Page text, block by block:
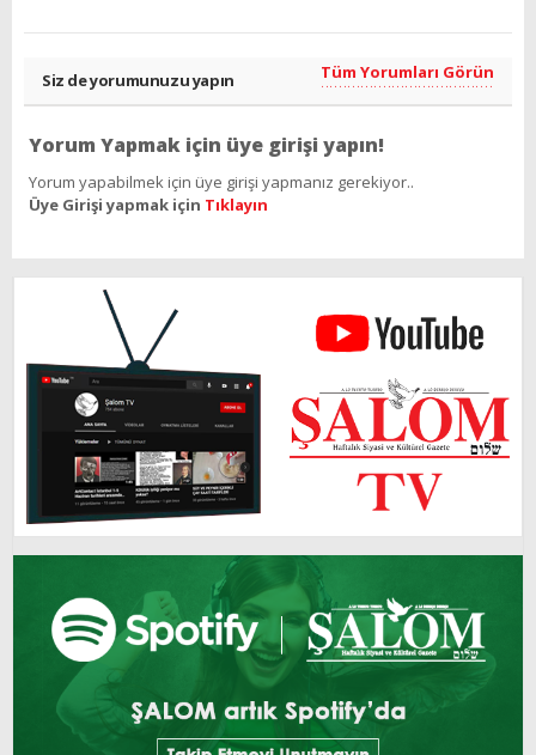
Siz de yorumunuzu yapın Tüm Yorumları Görün
Yorum Yapmak için üye girişi yapın!
Yorum yapabilmek için üye girişi yapmanız gerekiyor..
Üye Girişi yapmak için Tıklayın